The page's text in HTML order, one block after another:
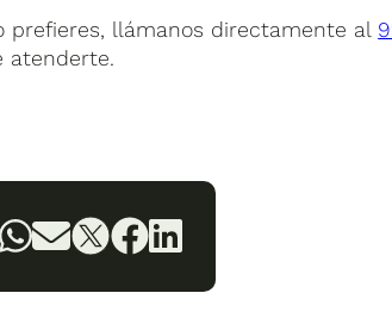
prefieres, llámanos directamente al
atenderte.